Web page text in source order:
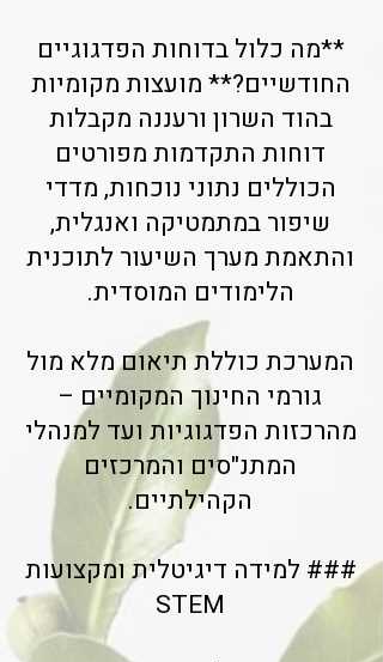
**מה כלול בדוחות הפדגוגיים
החודשיים?** מועצות מקומיות
בהוד השרון ורעננה מקבלות
דוחות התקדמות מפורטים
הכוללים נתוני נוכחות, מדדי
שיפור במתמטיקה ואנגלית,
והתאמת מערך השיעור לתוכנית
הלימודים המוסדית.
המערכת כוללת תיאום מלא מול
גורמי החינוך המקומיים –
מהרכזות הפדגוגיות ועד למנהלי
המתנ"סים והמרכזים
הקהילתיים.
### למידה דיגיטלית ומקצועות
STEM